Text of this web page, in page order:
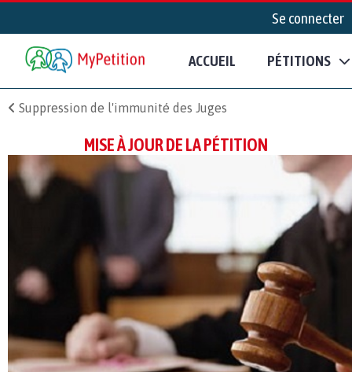
Se connecter
ACCUEIL PÉTITIONS
Suppression de l'immunité des Juges
MISE À JOUR DE LA PÉTITION